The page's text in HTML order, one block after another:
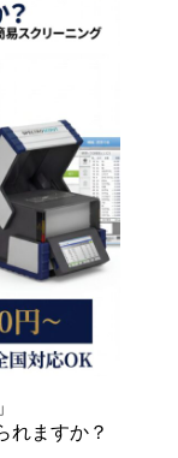
れますか？